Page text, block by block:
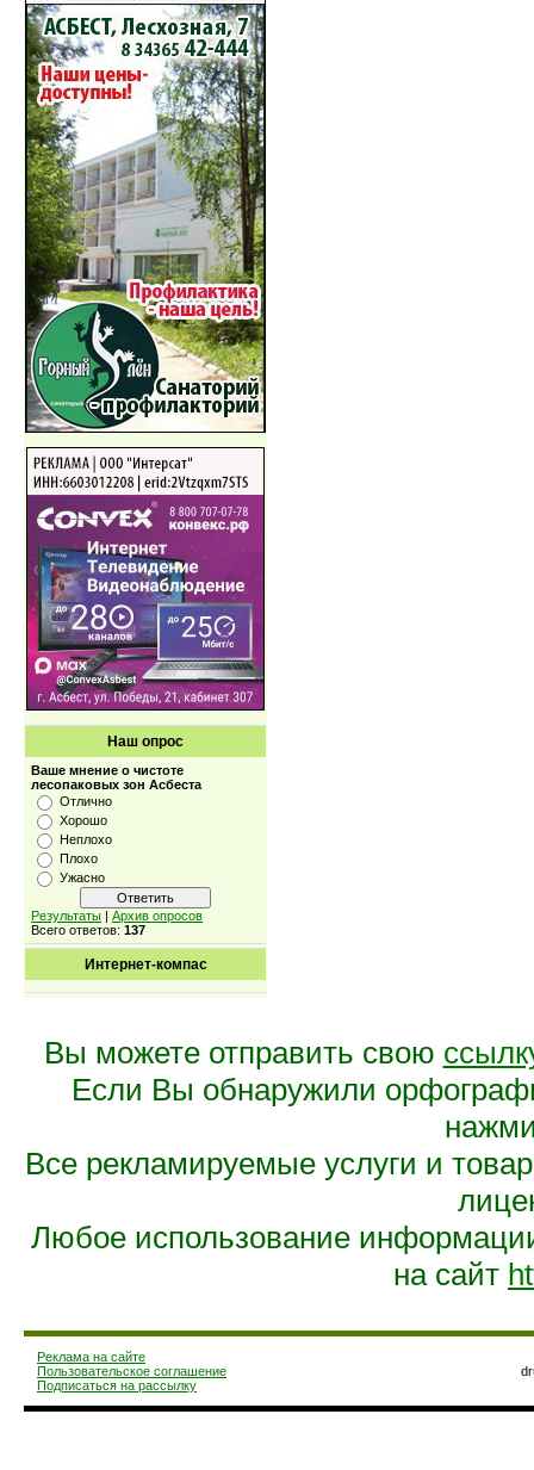
Наш опрос
Ваше мнение о чистоте
лесопаковых зон Асбеста
Отлично
Хорошо
Неплохо
Плохо
Ужасно
Результаты | Архив опросов
Всего ответов: 137
Интернет-компас
Вы можете отправить свою
Если Вы обнаружили
Все рекламируемые услуги и
Любое использование
на сайт
Реклама на сайте
Пользовательское соглашение
Подписаться на рассылку